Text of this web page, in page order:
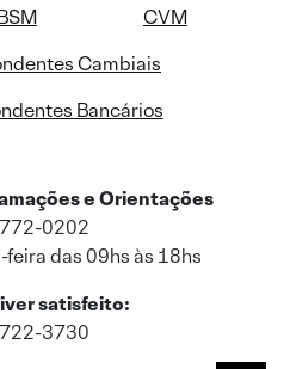
CVM
Cambiais
Bancários
e Orientações
0202
feira das 09hs às 18hs
satisfeito:
3730